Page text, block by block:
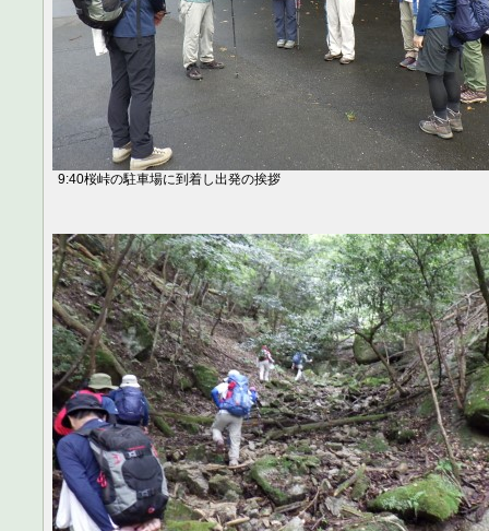
9:40桜峠の駐車場に到着し出発の挨拶